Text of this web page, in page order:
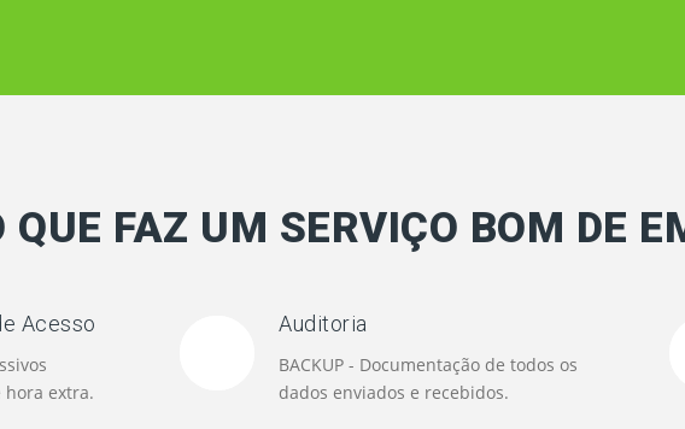
QUE FAZ UM SERVIÇO BOM DE
Acesso
extra.
Auditoria
BACKUP - Documentação de todos os
dados enviados e recebidos.